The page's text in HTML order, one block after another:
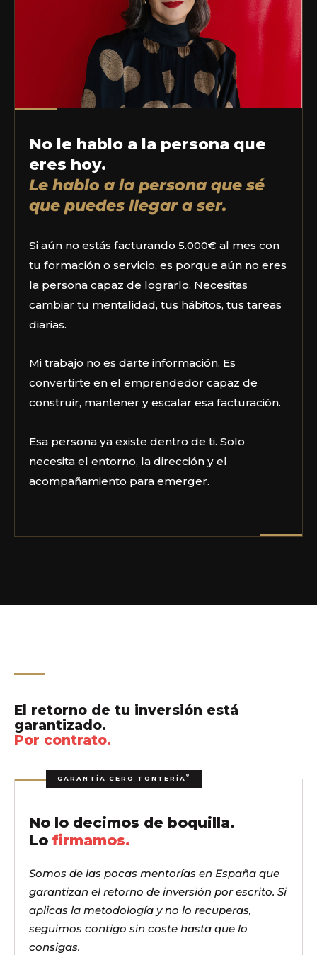
No le hablo a la persona que
eres hoy.
Le hablo a la persona que sé
que puedes llegar a ser.
Si aún no estás facturando 5.000€ al mes con
tu formación o servicio, es porque aún no eres
la persona capaz de lograrlo. Necesitas
cambiar tu mentalidad, tus hábitos, tus tareas
diarias.
Mi trabajo no es darte información. Es
convertirte en el emprendedor capaz de
construir, mantener y escalar esa facturación.
Esa persona ya existe dentro de ti. Solo
necesita el entorno, la dirección y el
acompañamiento para emerger.
El retorno de tu inversión está
garantizado.
Por contrato.
GARANTÍA CERO TONTERÍA©
No lo decimos de boquilla.
Lo firmamos.
Somos de las pocas mentorías en España que
garantizan el retorno de inversión por escrito. Si
aplicas la metodología y no lo recuperas,
seguimos contigo sin coste hasta que lo
consigas.